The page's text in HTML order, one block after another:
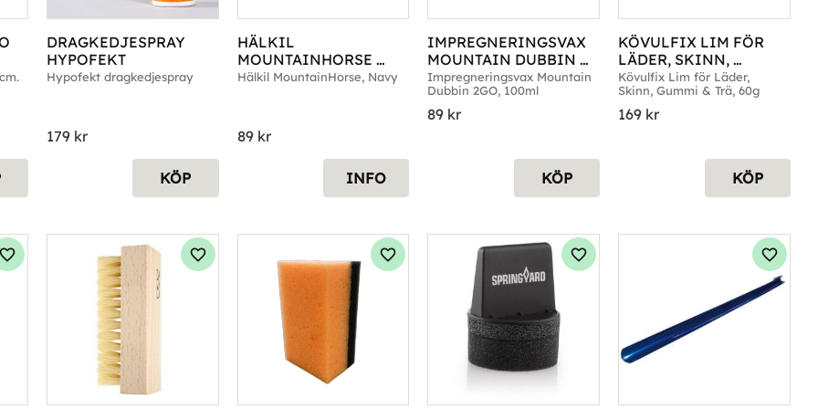
DRAGKEDJESPRAY
HYPOFEKT
Hypofekt dragkedjespray
179kr
KÖP
HÄLKIL
MOUNTAINHORSE
NAVY
Hälkil MountainHorse, Navy
89kr
INFO
IMPREGNERINGSVAX
MOUNTAIN DUBBIN
2GO 100ML
Impregneringsvax Mountain
Dubbin 2GO, 100ml
89 kr
KÖP
KÖVULFIX LIM FÖR
LÄDER, SKINN,
GUMMI & TRÄ 60G
Kövulfix Lim för Läder,
Skinn, Gummi & Trä, 60g
169 kr
KÖP
Lägg till i favoriter Lägg till i favoriter Lägg till i favoriter Lägg till i favoriter Lägg